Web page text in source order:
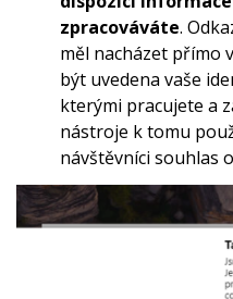
zpracováváte.
měl nacházet přímo
být uvedena vaše
kterými pracujete a
nástroje k tomu
návštěvníci souhlas